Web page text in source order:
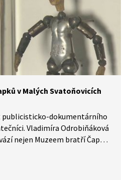
v Malých Svatoňovicích
publicisticko-dokumentárního
Vladimíra Odrobiňáková
nejen Muzeem bratří Čapků
a jak se to promítalo